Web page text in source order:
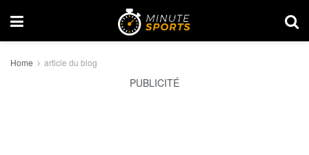
Home article du blog
PUBLICITÉ